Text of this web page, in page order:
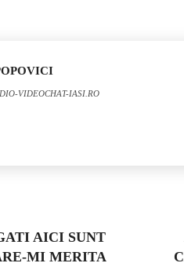
VIDEOCHAT-IASI.RO
AICI SUNT
MI MERITA